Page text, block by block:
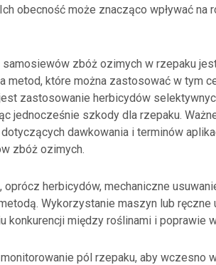
obecność może znacząco wpływać
zbóż ozimych w rzepaku
metod, które można zastosować w tym
zastosowanie herbicydów
jednocześnie szkody dla rzepaku.
dawkowania i terminów
zbóż ozimych.
oprócz herbicydów, mechaniczne
Wykorzystanie maszyn lub
konkurencji między roślinami i poprawie
pól rzepaku, aby wczesno